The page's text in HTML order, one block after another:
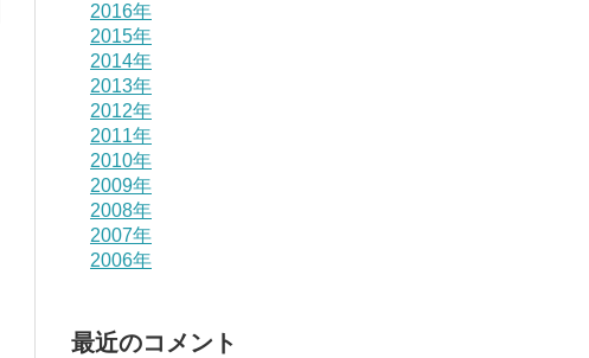
2016年
2015年
2014年
2013年
2012年
2011年
2010年
2009年
2008年
2007年
2006年
最近のコメント